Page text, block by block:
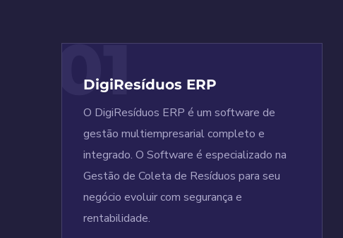
01
DigiResíduos ERP
O DigiResíduos ERP é um software de
gestão multiempresarial completo e
integrado. O Software é especializado na
Gestão de Coleta de Resíduos para seu
negócio evoluir com segurança e
rentabilidade.